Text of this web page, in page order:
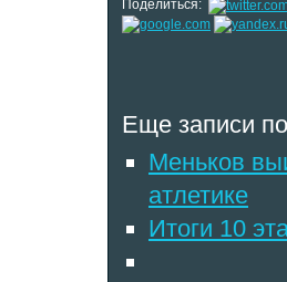
Поделиться:
Еще записи
Меньков
атлетике
Итоги 10